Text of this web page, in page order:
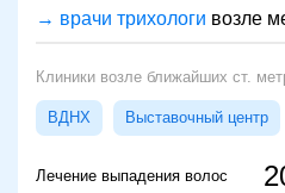
→ врачи трихологи возле
Клиники возле ближайших ст.
ВДНХ Выставочный центр
Лечение выпадения волос